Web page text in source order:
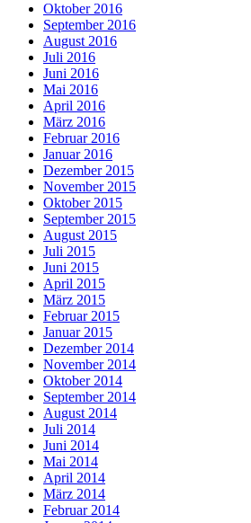
Oktober 2016
September 2016
August 2016
Juli 2016
Juni 2016
Mai 2016
April 2016
März 2016
Februar 2016
Januar 2016
Dezember 2015
November 2015
Oktober 2015
September 2015
August 2015
Juli 2015
Juni 2015
April 2015
März 2015
Februar 2015
Januar 2015
Dezember 2014
November 2014
Oktober 2014
September 2014
August 2014
Juli 2014
Juni 2014
Mai 2014
April 2014
März 2014
Februar 2014